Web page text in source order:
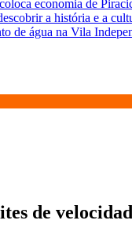
economia de
a história e a
de água na Vila
de